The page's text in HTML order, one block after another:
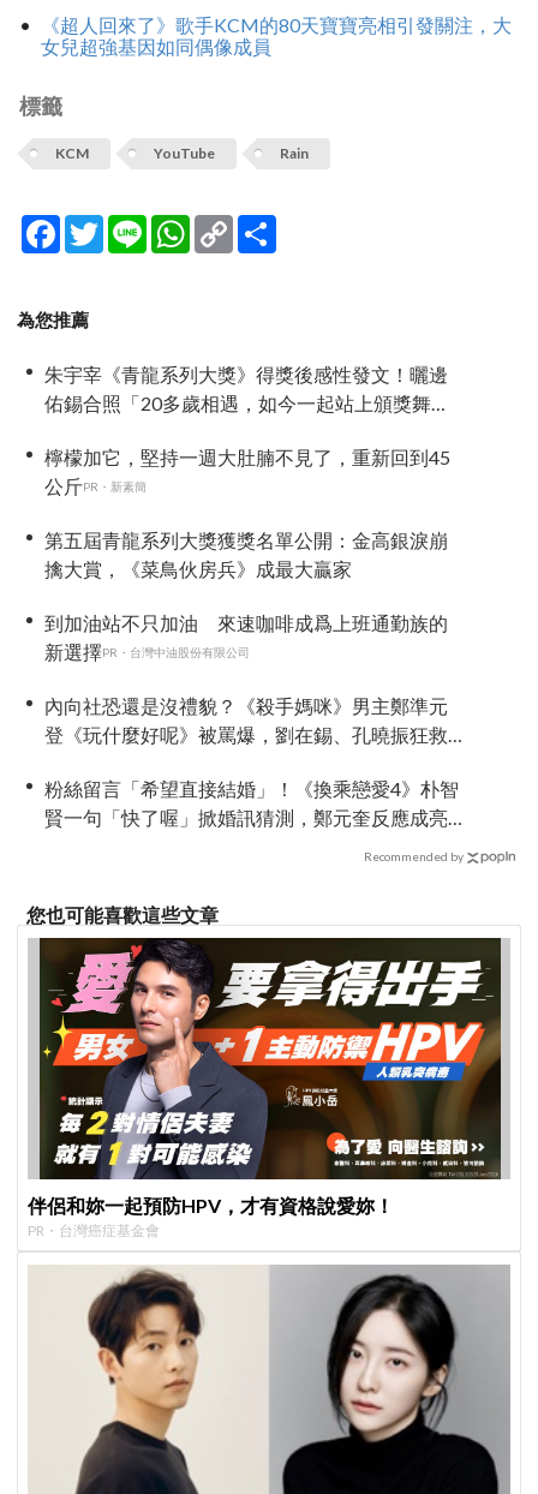
《超人回來了》歌手KCM的80天寶寶亮相引發關注，大
女兒超強基因如同偶像成員
標籤
KCM YouTube Rain
Facebook
TwitterLine WhatsApp
Copy
Link
為您推薦
朱宇宰《青龍系列大獎》得獎後感性發文！曬邊
佑錫合照「20多歲相遇，如今一起站上頒獎舞
檸檬加它，堅持一週大肚腩不見了，重新回到45
公斤PR・新素簡
第五屆青龍系列大獎獲獎名單公開：金高銀淚崩
擒大賞，《菜鳥伙房兵》成最大贏家
到加油站不只加油 來速咖啡成爲上班通勤族的
新選擇PR・台灣中油股份有限公司
內向社恐還是沒禮貌？《殺手媽咪》男主鄭準元
登《玩什麼好呢》被罵爆，劉在錫、孔曉振狂救
粉絲留言「希望直接結婚」！《換乘戀愛4》朴智
賢一句「快了喔」掀婚訊猜測，鄭元奎反應成亮
Recommended by
您也可能喜歡這些文章
伴侶和妳一起預防HPV，才有資格說愛妳！
PR・台灣癌症基金會